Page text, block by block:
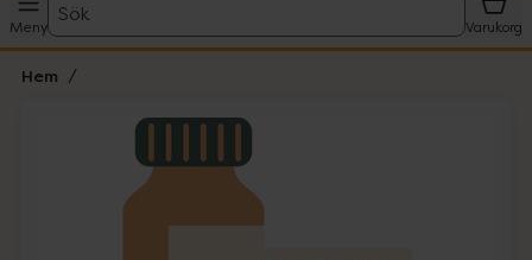
Meny
Sök
Varukorg
Hem
Lista: . Innehåller 1 objekt.